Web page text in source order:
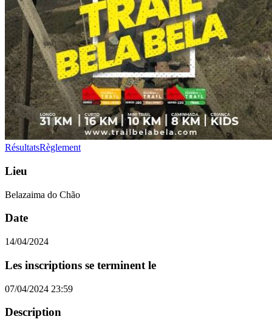
RésultatsRèglement
Lieu
Belazaima do Chão
Date
14/04/2024
Les inscriptions se terminent le
07/04/2024 23:59
Description